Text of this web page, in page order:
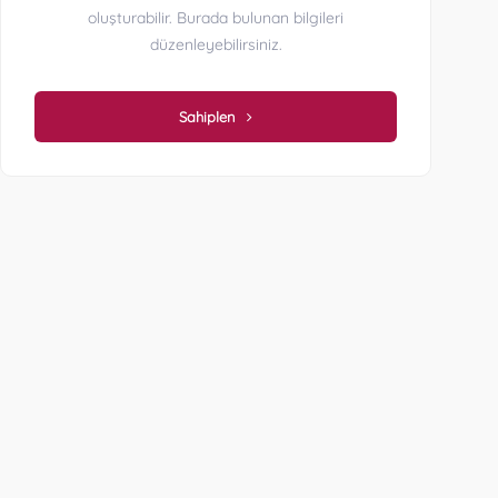
oluşturabilir. Burada bulunan bilgileri
düzenleyebilirsiniz.
Sahiplen